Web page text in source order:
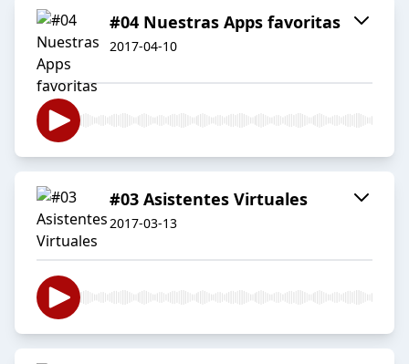
#04 Nuestras Apps favoritas
2017-04-10
#03 Asistentes Virtuales
2017-03-13